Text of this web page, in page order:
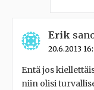
Erik
20.6.2013
Entä jos
niin olisi